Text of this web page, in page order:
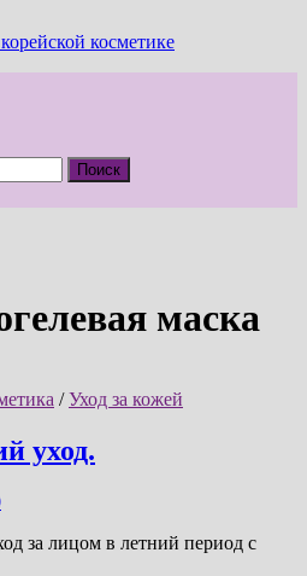
маска
/Уход за кожей
уход.
за лицом в летний период с